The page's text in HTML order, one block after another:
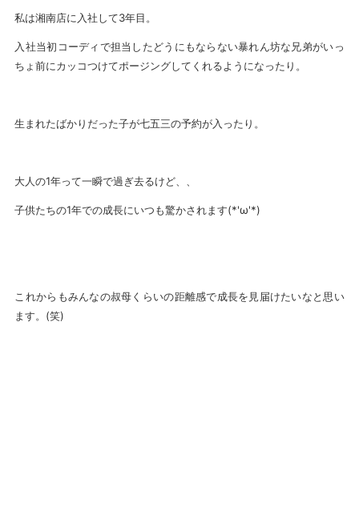
私は湘南店に入社して3年目。
入社当初コーディで担当したどうにもならない暴れん坊な兄弟がいっ
ちょ前にカッコつけてポージングしてくれるようになったり。
生まれたばかりだった子が七五三の予約が入ったり。
大人の1年って一瞬で過ぎ去るけど、、
子供たちの1年での成長にいつも驚かされます(*'ω'*)
これからもみんなの叔母くらいの距離感で成長を見届けたいなと思い
ます。(笑)